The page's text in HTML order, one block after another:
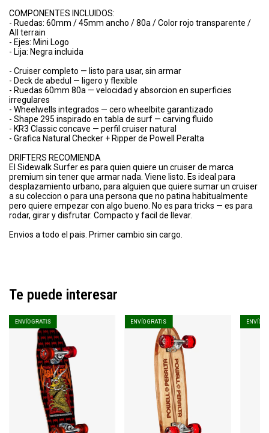
COMPONENTES INCLUIDOS:
- Ruedas: 60mm / 45mm ancho / 80a / Color rojo transparente /
All terrain
- Ejes: Mini Logo
- Lija: Negra incluida
- Cruiser completo — listo para usar, sin armar
- Deck de abedul — ligero y flexible
- Ruedas 60mm 80a — velocidad y absorcion en superficies
irregulares
- Wheelwells integrados — cero wheelbite garantizado
- Shape 295 inspirado en tabla de surf — carving fluido
- KR3 Classic concave — perfil cruiser natural
- Grafica Natural Checker + Ripper de Powell Peralta
DRIFTERS RECOMIENDA
El Sidewalk Surfer es para quien quiere un cruiser de marca
premium sin tener que armar nada. Viene listo. Es ideal para
desplazamiento urbano, para alguien que quiere sumar un cruiser
a su coleccion o para una persona que no patina habitualmente
pero quiere empezar con algo bueno. No es para tricks — es para
rodar, girar y disfrutar. Compacto y facil de llevar.
Envios a todo el pais. Primer cambio sin cargo.
Te puede interesar
ENVÍO GRATIS ENVÍO GRATIS ENVÍO